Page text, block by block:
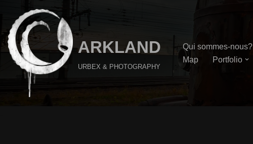
Aller
au
contenu
ARKLAND
URBEX & PHOTOGRAPHY
Qui sommes-nous?
Map
Portfolio